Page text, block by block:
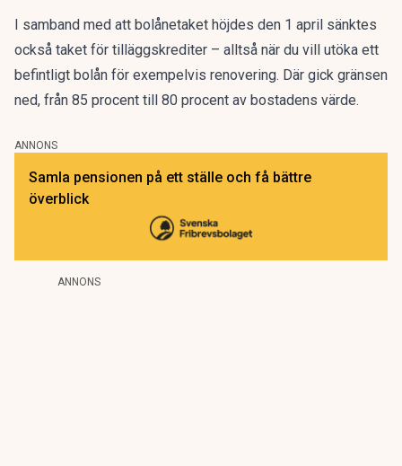
I samband med att bolånetaket höjdes den 1 april sänktes
också taket för tilläggskrediter – alltså när du vill utöka ett
befintligt bolån för exempelvis renovering. Där gick gränsen
ned, från 85 procent till 80 procent av bostadens värde.
ANNONS
Samla pensionen på ett ställe och få bättre
överblick
ANNONS